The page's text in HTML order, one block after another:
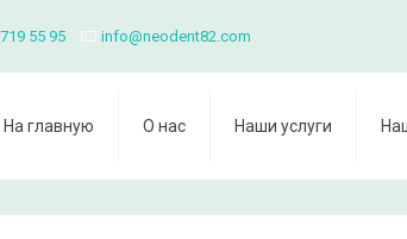
55 95 info@neodent82.com
На главную О нас Наши услуги